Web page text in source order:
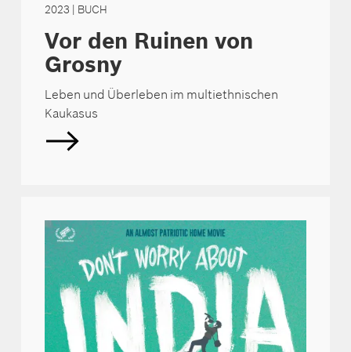
2023 | BUCH
Vor den Ruinen von
Grosny
Leben und Überleben im multiethnischen
Kaukasus